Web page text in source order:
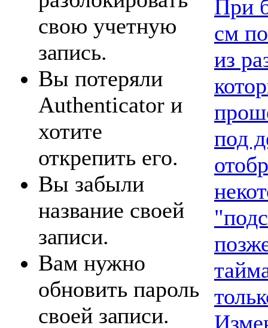
свою учетную
запись.
Вы потеряли
Authenticator и
хотите
открепить его.
Вы забыли
название своей
записи.
Вам нужно
обновить пароль
своей записи.
При
см
из
под